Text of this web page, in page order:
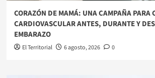
​CORAZÓN DE MAMÁ: UNA CAMPAÑA PARA
CARDIOVASCULAR ANTES, DURANTE Y
EMBARAZO
El Territorial 6 agosto, 2026 0